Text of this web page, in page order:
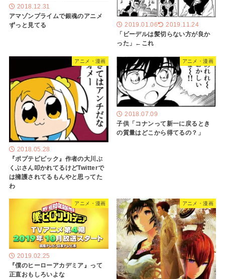
2018.12.31
アマゾンプライムで銀魂のアニメ
ずっと見てる
2019.01.06 2019.11.24
「ビーデルは髪切らない方が良か
った」←これ
アニメ・漫画
2018.05.28
『ポプテピピック』作者の大川ぶ
くぶさん叩かれてるけどTwitterで
は擁護されてるもんやと思ってた
わ
アニメ・漫画
2018.07.09
子供「コナンって新一に戻るとき
の質量はどこから得てるの？」
アニメ・漫画
2019.02.25
『僕のヒーローアカデミア』って
正直おもしろいよな
アニメ・漫画